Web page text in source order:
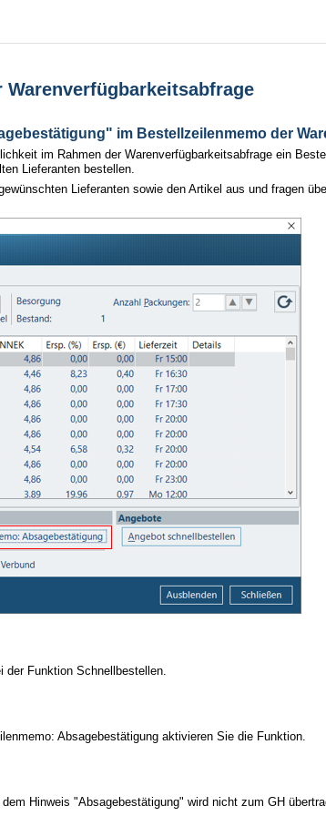
im Bestellzeilenmemo der
im Rahmen der Warenverfügbarkeitsabfrage ein
Lieferanten bestellen.
Lieferanten sowie den Artikel aus und fragen
der Funktion Schnellbestellen.
Absagebestätigung aktivieren Sie die Funktion.
Hinweis "Absagebestätigung" wird nicht zum GH